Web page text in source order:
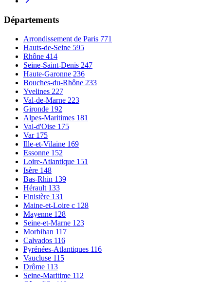
Départements
Arrondissement de Paris 771
Hauts-de-Seine 595
Rhône 414
Seine-Saint-Denis 247
Haute-Garonne 236
Bouches-du-Rhône 233
Yvelines 227
Val-de-Marne 223
Gironde 192
Alpes-Maritimes 181
Val-d'Oise 175
Var 175
Ille-et-Vilaine 169
Essonne 152
Loire-Atlantique 151
Isère 148
Bas-Rhin 139
Hérault 133
Finistère 131
Maine-et-Loire c 128
Mayenne 128
Seine-et-Marne 123
Morbihan 117
Calvados 116
Pyrénées-Atlantiques 116
Vaucluse 115
Drôme 113
Seine-Maritime 112